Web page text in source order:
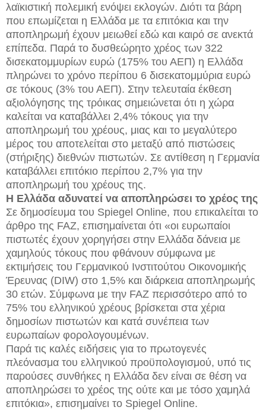
λαϊκιστική πολεμική ενόψει εκλογών. Διότι τα βάρη
που επωμίζεται η Ελλάδα με τα επιτόκια και την
αποπληρωμή έχουν μειωθεί εδώ και καιρό σε ανεκτά
επίπεδα. Παρά το δυσθεώρητο χρέος των 322
δισεκατομμυρίων ευρώ (175% του ΑΕΠ) η Ελλάδα
πληρώνει το χρόνο περίπου 6 δισεκατομμύρια ευρώ
σε τόκους (3% του ΑΕΠ). Στην τελευταία έκθεση
αξιολόγησης της τρόικας σημειώνεται ότι η χώρα
καλείται να καταβάλλει 2,4% τόκους για την
αποπληρωμή του χρέους, μιας και το μεγαλύτερο
μέρος του αποτελείται στο μεταξύ από πιστώσεις
(στήριξης) διεθνών πιστωτών. Σε αντίθεση η Γερμανία
καταβάλλει επιτόκιο περίπου 2,7% για την
αποπληρωμή του χρέους της.
H Ελλάδα αδυνατεί να αποπληρώσει το χρέος της
Σε δημοσίευμα του Spiegel Online, που επικαλείται το
άρθρο της FAZ, επισημαίνεται ότι «οι ευρωπαίοι
πιστωτές έχουν χορηγήσει στην Ελλάδα δάνεια με
χαμηλούς τόκους που φθάνουν σύμφωνα με
εκτιμήσεις του Γερμανικού Ινστιτούτου Οικονομικής
Έρευνας (DIW) στο 1,5% και διάρκεια αποπληρωμής
30 ετών. Σύμφωνα με την FAZ περισσότερο από το
75% του ελληνικού χρέους βρίσκεται στα χέρια
δημοσίων πιστωτών και κατά συνέπεια των
ευρωπαίων φορολογουμένων.
Παρά τις καλές ειδήσεις για το πρωτογενές
πλεόνασμα του ελληνικού προϋπολογισμού, υπό τις
παρούσες συνθήκες η Ελλάδα δεν είναι σε θέση να
αποπληρώσει το χρέος της ούτε και με τόσο χαμηλά
επιτόκια», επισημαίνει το Spiegel Online.